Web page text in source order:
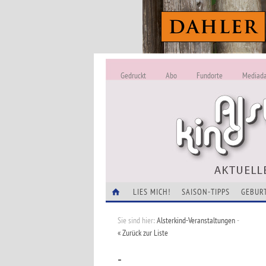
Gedruckt Abo Fundorte
LIES MICH! SAISON-TIPPS
Sie sind hier:Alsterkind-Veranstaltungen-
« Zurück zur Liste
-